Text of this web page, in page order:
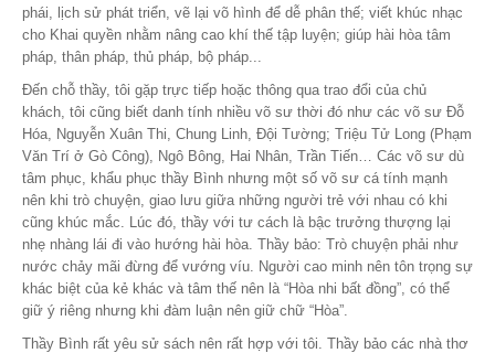
phái, lịch sử phát triển, vẽ lại võ hình để dễ phân thế; viết khúc nhạc
cho Khai quyền nhằm nâng cao khí thế tập luyện; giúp hài hòa tâm
pháp, thân pháp, thủ pháp, bộ pháp...
Đến chỗ thầy, tôi gặp trực tiếp hoặc thông qua trao đổi của chủ
khách, tôi cũng biết danh tính nhiều võ sư thời đó như các võ sư Đỗ
Hóa, Nguyễn Xuân Thi, Chung Linh, Đội Tường; Triệu Tử Long (Phạm
Văn Trí ở Gò Công), Ngô Bông, Hai Nhân, Trần Tiến… Các võ sư dù
tâm phục, khẩu phục thầy Bình nhưng một số võ sư cá tính mạnh
nên khi trò chuyện, giao lưu giữa những người trẻ với nhau có khi
cũng khúc mắc. Lúc đó, thầy với tư cách là bậc trưởng thượng lại
nhẹ nhàng lái đi vào hướng hài hòa. Thầy bảo: Trò chuyện phải như
nước chảy mãi đừng để vướng víu. Người cao minh nên tôn trọng sự
khác biệt của kẻ khác và tâm thế nên là “Hòa nhi bất đồng”, có thể
giữ ý riêng nhưng khi đàm luận nên giữ chữ “Hòa”.
Thầy Bình rất yêu sử sách nên rất hợp với tôi. Thầy bảo các nhà thơ